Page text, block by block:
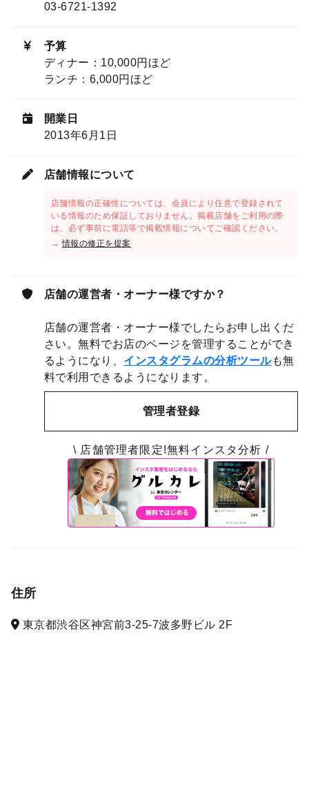
03-6721-1392
予算
ディナー：10,000円ほど
ランチ：6,000円ほど
開業日
2013年6月1日
店舗情報について
店舗情報の正確性については、会員により任意で登録されて
いる情報のため保証しておりません。掲載店舗をご利用の際
は、必ず事前に電話等で掲載情報についてご確認ください。
→情報の修正を提案
店舗の運営者・オーナー様ですか？
店舗の運営者・オーナー様でしたらお申し出くだ
さい。無料でお店のページを管理することができ
るようになり、 インスタグラムの分析ツールも無
料で利用できるようになります。
管理者登録
\ 店舗管理者限定!無料インスタ分析 /
住所
東京都渋谷区神宮前3-25-7波多野ビル 2F